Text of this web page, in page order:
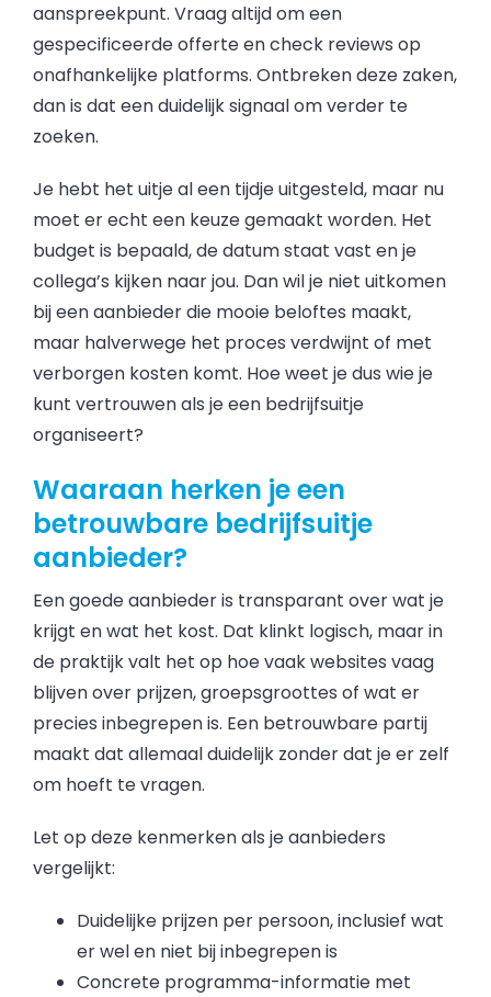
aanspreekpunt. Vraag altijd om een
gespecificeerde offerte en check reviews op
onafhankelijke platforms. Ontbreken deze zaken,
dan is dat een duidelijk signaal om verder te
zoeken.
Je hebt het uitje al een tijdje uitgesteld, maar nu
moet er echt een keuze gemaakt worden. Het
budget is bepaald, de datum staat vast en je
collega’s kijken naar jou. Dan wil je niet uitkomen
bij een aanbieder die mooie beloftes maakt,
maar halverwege het proces verdwijnt of met
verborgen kosten komt. Hoe weet je dus wie je
kunt vertrouwen als je een bedrijfsuitje
organiseert?
Waaraan herken je een
betrouwbare bedrijfsuitje
aanbieder?
Een goede aanbieder is transparant over wat je
krijgt en wat het kost. Dat klinkt logisch, maar in
de praktijk valt het op hoe vaak websites vaag
blijven over prijzen, groepsgroottes of wat er
precies inbegrepen is. Een betrouwbare partij
maakt dat allemaal duidelijk zonder dat je er zelf
om hoeft te vragen.
Let op deze kenmerken als je aanbieders
vergelijkt:
Duidelijke prijzen per persoon, inclusief wat
er wel en niet bij inbegrepen is
Concrete programma-informatie met